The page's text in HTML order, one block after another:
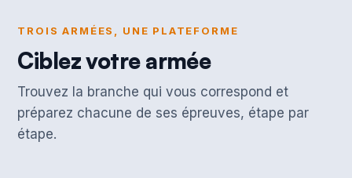
TROIS ARMÉES, UNE PLATEFORME
Ciblez votre armée
Trouvez la branche qui vous correspond et
préparez chacune de ses épreuves, étape par
étape.